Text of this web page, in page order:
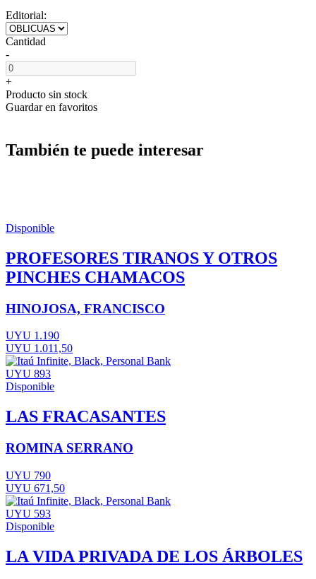
Editorial:
Cantidad
-
+
Producto sin stock
Guardar en favoritos
También te puede interesar
Disponible
PROFESORES TIRANOS Y OTROS
PINCHES CHAMACOS
HINOJOSA, FRANCISCO
UYU 1.190
UYU 1.011,50
UYU 893
Disponible
LAS FRACASANTES
ROMINA SERRANO
UYU 790
UYU 671,50
UYU 593
Disponible
LA VIDA PRIVADA DE LOS ÁRBOLES